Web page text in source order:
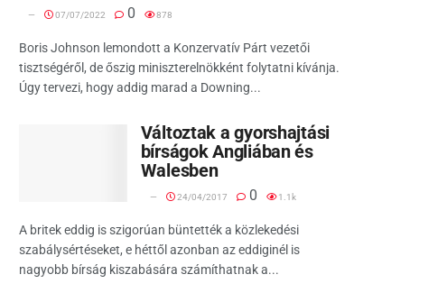
07/07/2022 0 878
Boris Johnson lemondott a Konzervatív Párt vezetői
tisztségéről, de őszig miniszterelnökként folytatni kívánja.
Úgy tervezi, hogy addig marad a Downing...
Változtak a gyorshajtási
bírságok Angliában és
Walesben
24/04/2017 0 1.1k
A britek eddig is szigorúan büntették a közlekedési
szabálysértéseket, e héttől azonban az eddiginél is
nagyobb bírság kiszabására számíthatnak a...